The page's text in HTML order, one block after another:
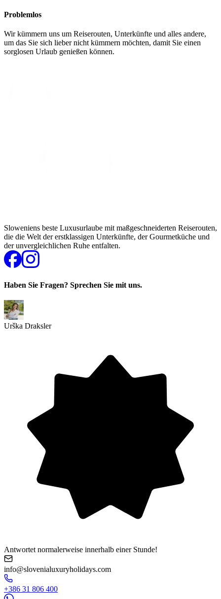
Problemlos
Wir kümmern uns um Reiserouten, Unterkünfte und alles andere,
um das Sie sich lieber nicht kümmern möchten, damit Sie einen
sorglosen Urlaub genießen können.
Sloweniens beste Luxusurlaube mit maßgeschneiderten Reiserouten,
die die Welt der erstklassigen Unterkünfte, der Gourmetküche und
der unvergleichlichen Ruhe entfalten.
Haben Sie Fragen? Sprechen Sie mit uns.
Urška Draksler
Antwortet normalerweise innerhalb einer Stunde!
info@slovenialuxuryholidays.com
+386 31 806 400